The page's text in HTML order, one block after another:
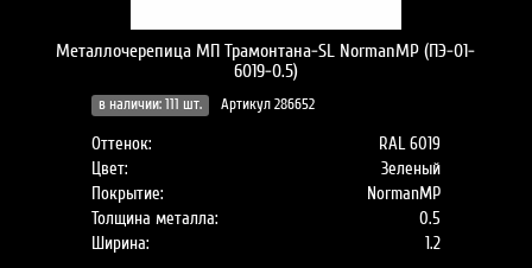
Металлочерепица МП Трамонтана-SL NormanMP (ПЭ-01-
6019-0.5)
в наличии: 111 шт. Артикул 286652
Оттенок:
RAL 6019
Цвет:
Зеленый
Покрытие:
NormanMP
Толщина металла:
0.5
Ширина:
1.2